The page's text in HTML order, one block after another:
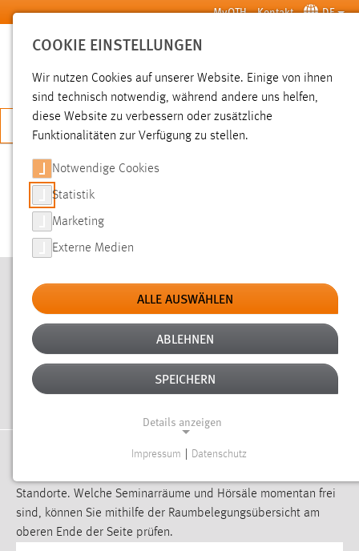
Zum Hauptinhalt springen MyOTH Kontakt DE
SUCHE
JETZT BEWERBEN
Hochschule Services Online Services
RAUMFINDER UND RAUMBELEGUNG
RAUMBELEGUNG
FREIE RÄUME (ZUM LERNEN O. Ä.)
Raumbelegung aufklappen
Standorte. Welche Seminarräume und Hörsäle momentan frei
sind, können Sie mithilfe der Raumbelegungsübersicht am
oberen Ende der Seite prüfen.
COOKIE EINSTELLUNGEN
Wir nutzen Cookies auf unserer Website. Einige von ihnen
sind technisch notwendig, während andere uns helfen,
diese Website zu verbessern oder zusätzliche
Funktionalitäten zur Verfügung zu stellen.
Notwendige Cookies
Statistik
Marketing
Externe Medien
ALLE AUSWÄHLEN
ABLEHNEN
SPEICHERN
Details anzeigen
Notwendige Cookies ermöglichen grundlegende
Funktionen und sind für die einwandfreie Funktion der
Website erforderlich.
Impressum Datenschutz